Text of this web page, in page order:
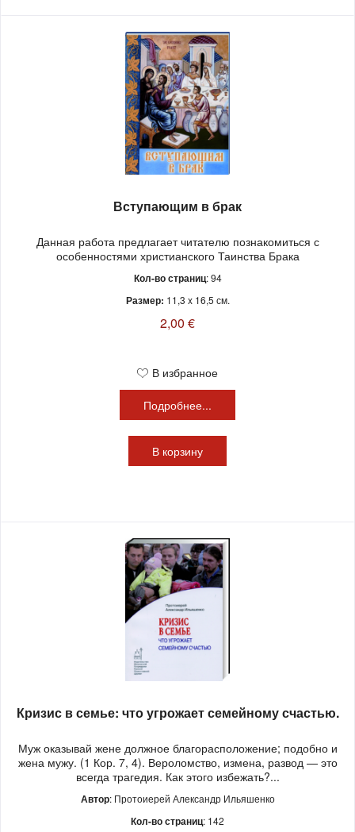
Вступающим в брак
Данная работа предлагает читателю познакомиться с
особенностями христианского Таинства Брака
Кол-во страниц: 94
Размер: 11,3 x 16,5 см.
2,00 €
В избранное
Подробнее...
В корзину
Кризис в семье: что угрожает семейному счастью.
Муж оказывай жене должное благорасположение; подобно и
жена мужу. (1 Кор. 7, 4). Вероломство, измена, развод — это
всегда трагедия. Как этого избежать?...
Автор: Протоиерей Александр Ильяшенко
Кол-во страниц: 142